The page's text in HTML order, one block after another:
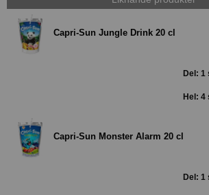
Capri-Sun Jungle Drink 20 cl
Del: 1
Hel: 4
Capri-Sun Monster Alarm 20 cl
Del: 1